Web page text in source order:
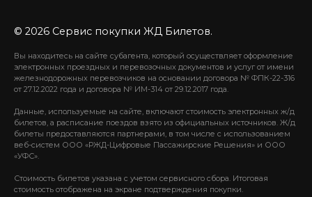
© 2026 Сервис покупки ЖД Билетов.
Вы находитесь на сайте субагента, который осуществляет оформление
электронных проездных и перевозочных документов и услуг от имени
железнодорожных перевозчиков на основании договора № ФПК-22-316
от 27.12.2022 года и договора № ИМ-314 от 29.12.2017 года.
Данные, используемые на сайте, включают стоимость электронных ж/д
билетов, а расписание поездов взято из официальных источников. Ж/д
билеты предоставляются партнерами, в том числе с использованием
веб-систем ООО «РЖД-Цифровые Пассажирские Решения» и ООО
«УФС».
Стоимость билетов указана с учетом сервисного сбора. Итоговая
стоимость отображена на экране подтверждения покупки.